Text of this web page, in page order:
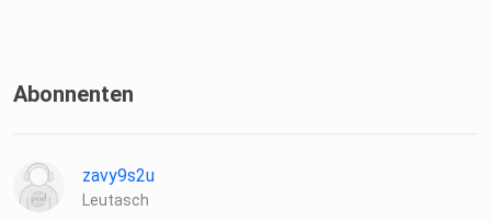
Abonnenten
zavy9s2u
Leutasch